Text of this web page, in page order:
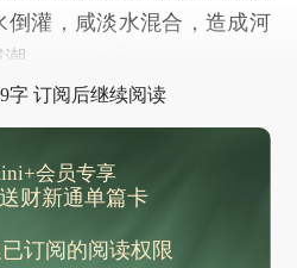
灌，咸淡水混合，造成河
。
字 订阅后继续阅读
会员专享
财新通单篇卡
订阅的阅读权限